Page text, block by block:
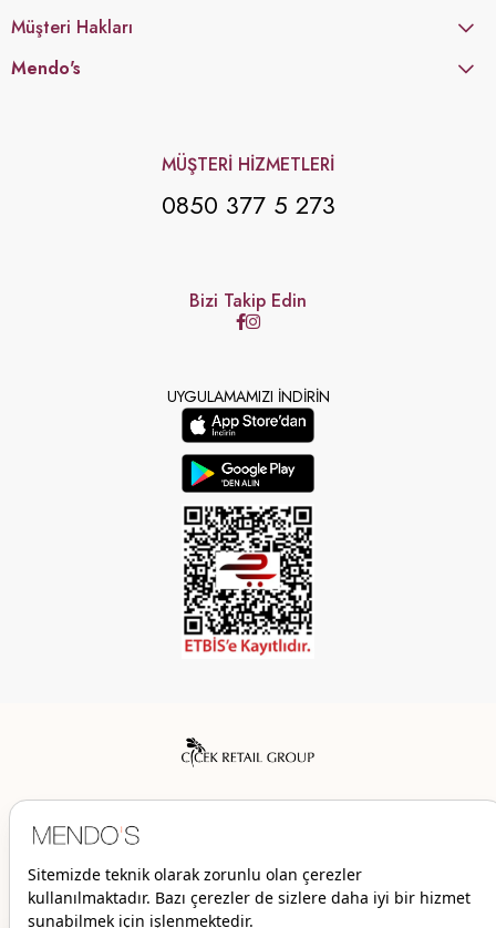
Müşteri Hakları
Mendo's
MÜŞTERİ HİZMETLERİ
0850 377 5 273
Bizi Takip Edin
UYGULAMAMIZI İNDİRİN
© 2026 Mendo’s | Her hakkı saklıdır.